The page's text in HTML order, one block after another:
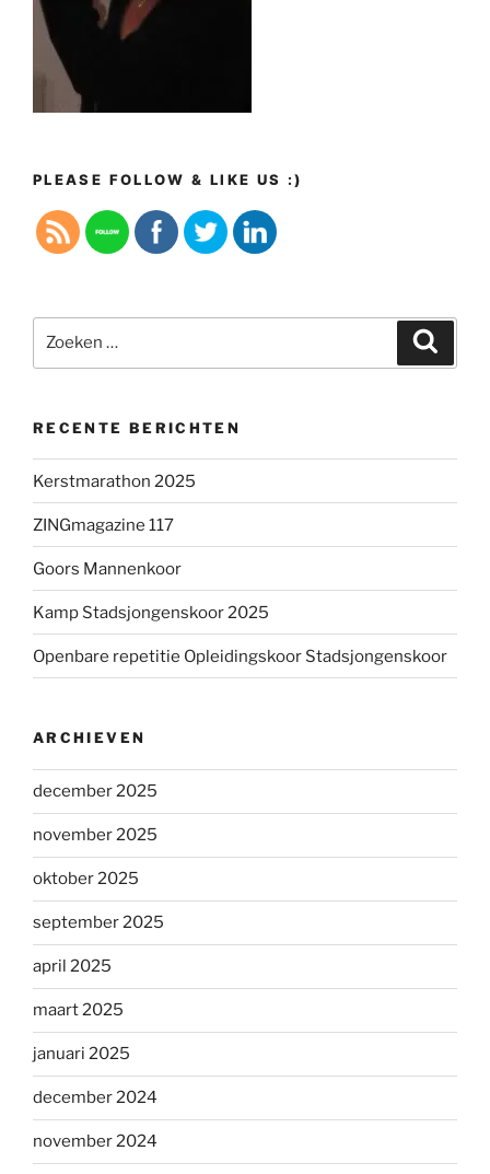
PLEASE FOLLOW & LIKE US :)
naar:
RECENTE BERICHTEN
Kerstmarathon 2025
ZINGmagazine 117
Goors Mannenkoor
Kamp Stadsjongenskoor 2025
Openbare repetitie Opleidingskoor Stadsjongenskoor
ARCHIEVEN
december 2025
november 2025
oktober 2025
september 2025
april 2025
maart 2025
januari 2025
december 2024
november 2024